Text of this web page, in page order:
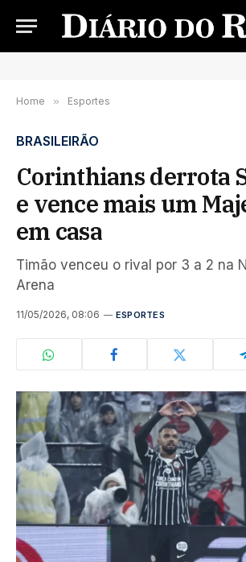
Home » Esportes
BRASILEIRÃO
Corinthians derrota
e vence mais um
em casa
Timão venceu o rival por 3 a 2 na
Arena
11/05/2026, 08:06 ESPORTES